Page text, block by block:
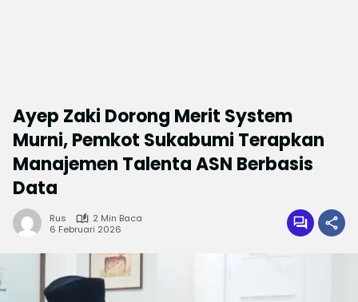
Ayep Zaki Dorong Merit System
Murni, Pemkot Sukabumi Terapkan
Manajemen Talenta ASN Berbasis
Data
Rus
2 Min Baca
6 Februari 2026